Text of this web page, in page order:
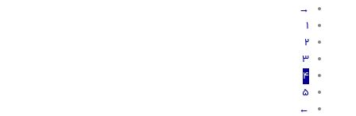
→
1
2
3
4
5
←